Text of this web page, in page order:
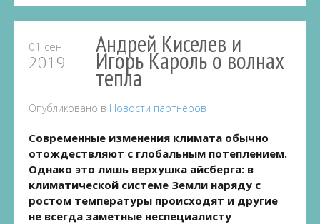
01 сен
2019
Андрей Киселев и
Игорь Кароль о волнах
тепла
Опубликовано в Новости партнеров
Современные изменения климата обычно
отождествляют с глобальным потеплением.
Однако это лишь верхушка айсберга: в
климатической системе Земли наряду с
ростом температуры происходят и другие
не всегда заметные неспециалисту